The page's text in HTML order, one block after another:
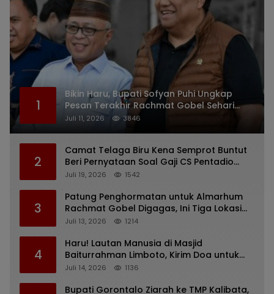
1
Bikin Haru, Bupati Sofyan Puhi Ungkap
Pesan Terakhir Rachmat Gobel Sehari
Sebelum Wafat
Juli 11, 2026 3846
2
Camat Telaga Biru Kena Semprot Buntut
Beri Pernyataan Soal Gaji CS Pentadio
Barat yang Nunggak
Juli 19, 2026 1542
3
Patung Penghormatan untuk Almarhum
Rachmat Gobel Digagas, Ini Tiga Lokasi
yang Diusulkan
Juli 13, 2026 1214
4
Haru! Lautan Manusia di Masjid
Baiturrahman Limboto, Kirim Doa untuk
Almarhum Rachmat Gobel
Juli 14, 2026 1136
Bupati Gorontalo Ziarah ke TMP Kalibata,